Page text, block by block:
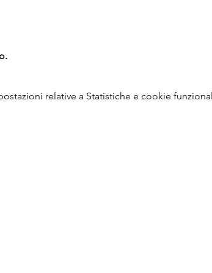
relative a Statistiche e cookie